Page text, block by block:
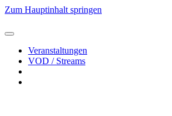
Zum Hauptinhalt springen
Veranstaltungen
VOD / Streams